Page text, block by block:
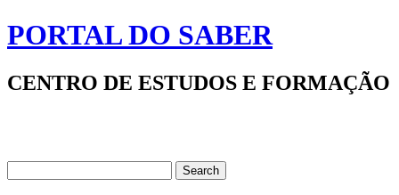
PORTAL DO SABER
CENTRO DE ESTUDOS E FORMAÇÃO